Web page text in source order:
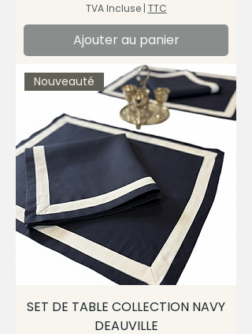
TVA Incluse| TTC
Ajouter au panier
Nouveauté
SET DE TABLE COLLECTION NAVY
DEAUVILLE